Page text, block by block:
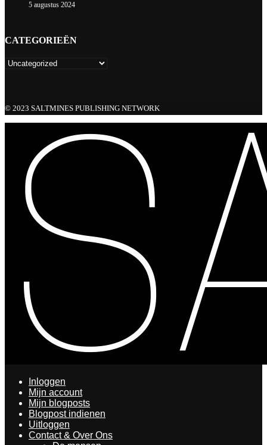
5 augustus 2024
CATEGORIEËN
© 2023 SALTMINES PUBLISHING NETWORK
Inloggen
Mijn account
Mijn blogposts
Blogpost indienen
Uitloggen
Contact & Over Ons